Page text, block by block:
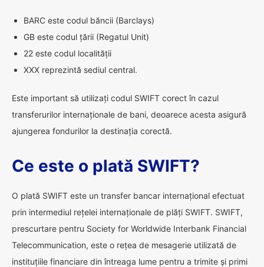
BARC este codul băncii (Barclays)
GB este codul țării (Regatul Unit)
22 este codul localității
XXX reprezintă sediul central.
Este important să utilizați codul SWIFT corect în cazul
transferurilor internaționale de bani, deoarece acesta asigură
ajungerea fondurilor la destinația corectă.
Ce este o plată SWIFT?
O plată SWIFT este un transfer bancar internațional efectuat
prin intermediul rețelei internaționale de plăți SWIFT. SWIFT,
prescurtare pentru Society for Worldwide Interbank Financial
Telecommunication, este o rețea de mesagerie utilizată de
instituțiile financiare din întreaga lume pentru a trimite și primi